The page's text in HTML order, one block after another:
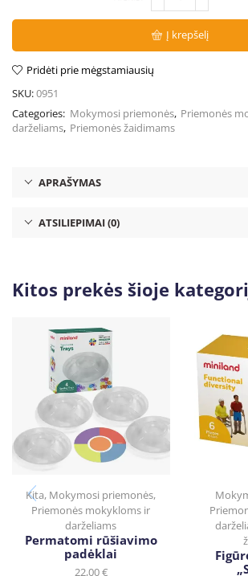
Į krepšelį
Pridėti prie mėgstamiausių
SKU:0951
Categories: Mokymosi priemonės, Priemonės
darželiams, Priemonės žaidimams
APRAŠYMAS
ATSILIEPIMAI (0)
Kitos prekės šioje
Kita, Mokymosi priemonės,
Priemonės mokykloms ir
darželiams
Permatomi rūšiavimo
padėklai
22,00€